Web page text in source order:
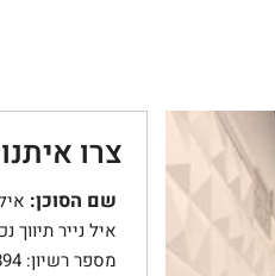
צרו
שם הסוכן:
איל נייר תיווך
מספר רשיון: 3996894